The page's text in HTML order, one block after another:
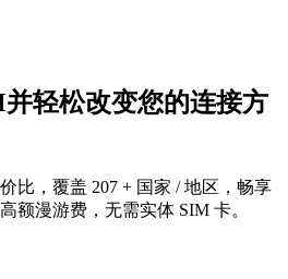
轻松改变您的连接方
比，覆盖 207 + 国家 / 地区，畅享
额漫游费，无需实体 SIM 卡。